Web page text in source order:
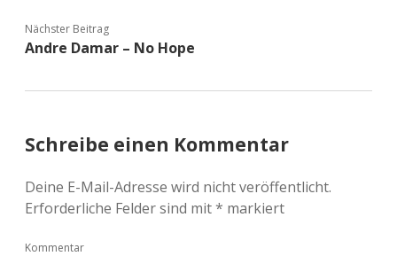
Nächster Beitrag
Andre Damar – No Hope
Schreibe einen Kommentar
Deine E-Mail-Adresse wird nicht veröffentlicht.
Erforderliche Felder sind mit* markiert
Kommentar